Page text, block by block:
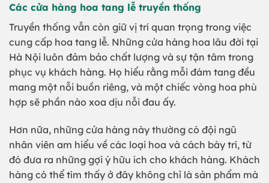
Các cửa hàng hoa tang lễ truyền thống
Truyền thống vẫn còn giữ vị trí quan trọng trong việc
cung cấp hoa tang lễ. Những cửa hàng hoa lâu đời tại
Hà Nội luôn đảm bảo chất lượng và sự tận tâm trong
phục vụ khách hàng. Họ hiểu rằng mỗi đám tang đều
mang một nỗi buồn riêng, và một chiếc vòng hoa phù
hợp sẽ phần nào xoa dịu nỗi đau ấy.
Hơn nữa, những cửa hàng này thường có đội ngũ
nhân viên am hiểu về các loại hoa và cách bày trí, từ
đó đưa ra những gợi ý hữu ích cho khách hàng. Khách
hàng có thể tìm thấy ở đây không chỉ là sản phẩm mà